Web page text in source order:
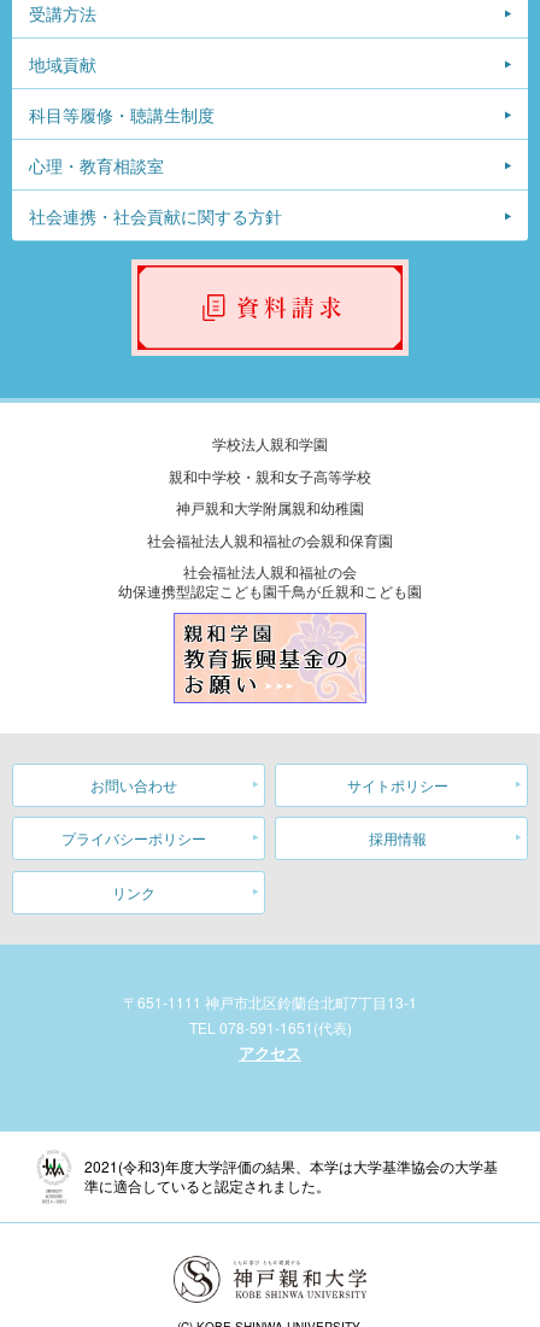
受講方法
地域貢献
科目等履修・聴講生制度
心理・教育相談室
社会連携・社会貢献に関する方針
学校法人親和学園
親和中学校・親和女子高等学校
神戸親和大学附属親和幼稚園
社会福祉法人親和福祉の会親和保育園
社会福祉法人親和福祉の会
幼保連携型認定こども園千鳥が丘親和こども園
お問い合わせ サイトポリシー
プライバシーポリシー 採用情報
リンク
〒651-1111 神戸市北区鈴蘭台北町7丁目13-1
TEL 078-591-1651(代表)
アクセス
2021(令和3)年度大学評価の結果、本学は大学基準協会の大学基
準に適合していると認定されました。